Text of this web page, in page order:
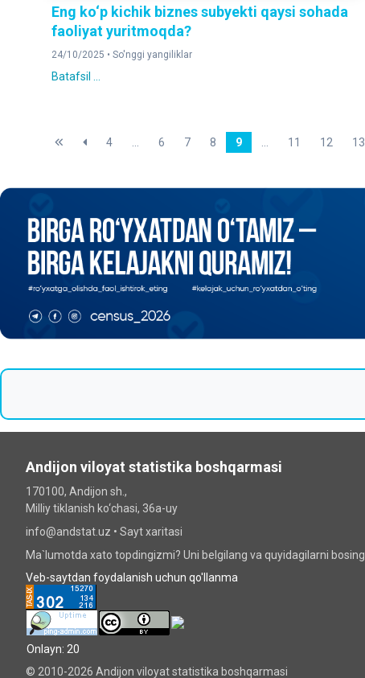
Eng ko‘p kichik biznes subyekti qaysi sohada
faoliyat yuritmoqda?
24/10/2025 • So'nggi yangiliklar
Batafsil ...
4 6 7 8 9 11 12 13
Andijon viloyat statistika boshqarmasi
170100, Andijon sh.,
Milliy tiklanish ko‘chаsi, 36a-uy
info@andstat.uz • Sayt xaritasi
Ma`lumotda xato topdingizmi? Uni belgilang va quyidagilarni bosing
Veb-saytdan foydalanish uchun qo'llanma
Onlayn: 20
© 2010-2026 Andijon viloyat statistika boshqarmasi